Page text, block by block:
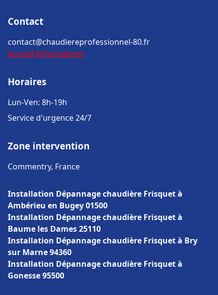
Contact
contact@chaudiereprofessionnel-80.fr
Accueil Informations
Horaires
Lun-Ven: 8h-19h
Service d'urgence 24/7
Zone intervention
Commentry, France
Installation Dépannage chaudière Frisquet à
Ambérieu en Bugey 01500
Installation Dépannage chaudière Frisquet à
Baume les Dames 25110
Installation Dépannage chaudière Frisquet à Bry
sur Marne 94360
Installation Dépannage chaudière Frisquet à
Gonesse 95500